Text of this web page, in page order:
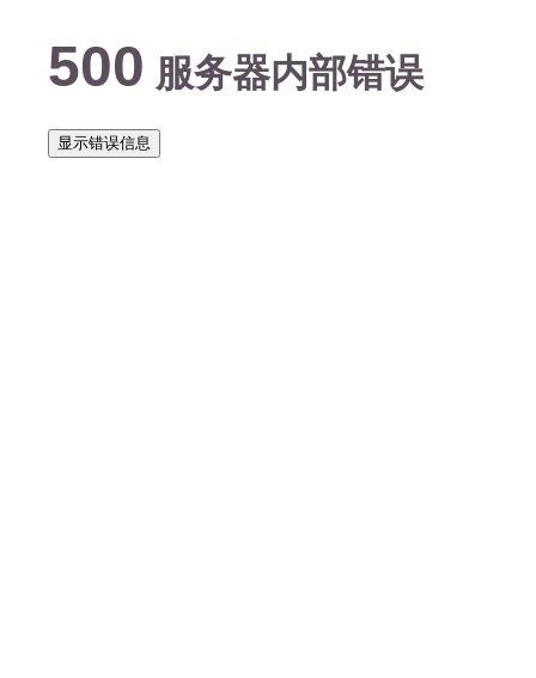
500 服务器内部错误